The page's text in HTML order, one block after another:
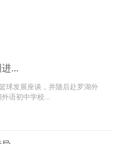
...
球发展座谈，并随后赴罗湖外
语初中学校...